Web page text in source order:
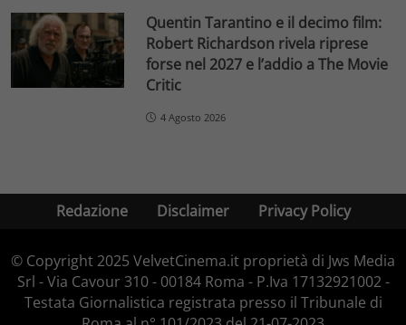
Quentin Tarantino e il decimo film:
Robert Richardson rivela riprese
forse nel 2027 e l’addio a The Movie
Critic
4 Agosto 2026
Redazione Disclaimer Privacy Policy
© Copyright 2025 VelvetCinema.it proprietà di Jws Media
Srl - Via Cavour 310 - 00184 Roma - P.Iva 17132921002 -
Testata Giornalistica registrata presso il Tribunale di